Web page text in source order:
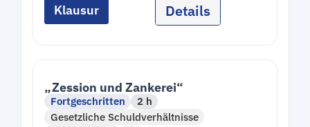
Klausur Details
„Zession und Zankerei“
Fortgeschritten
2 h
Gesetzliche Schuldverhältnisse